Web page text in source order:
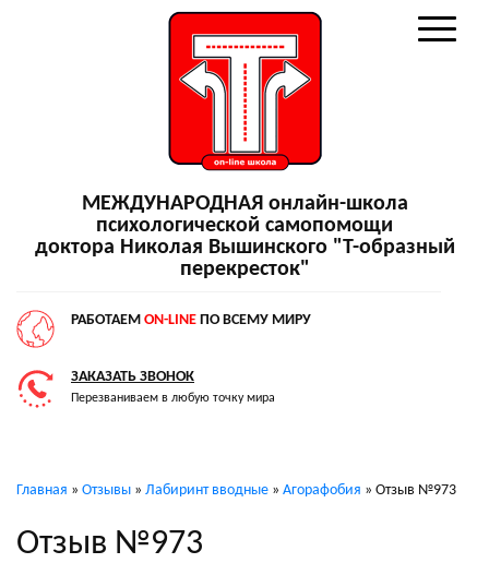
МЕЖДУНАРОДНАЯ онлайн-школа
психологической самопомощи
доктора Николая Вышинского "Т-образный
перекресток"
РАБОТАЕМ ON-LINE ПО ВСЕМУ МИРУ
ЗАКАЗАТЬ ЗВОНОК
Перезваниваем в любую точку мира
Главная » Отзывы » Лабиринт вводные » Агорафобия » Отзыв №973
Отзыв №973